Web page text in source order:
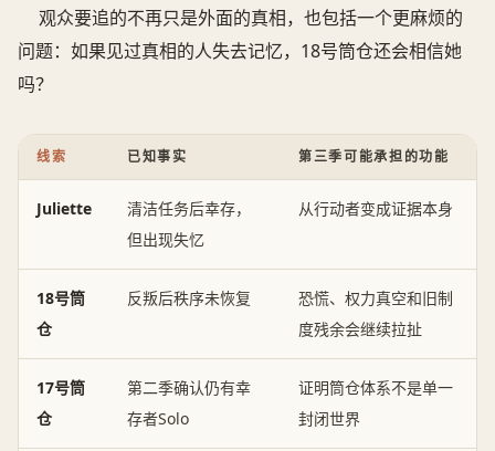
观众要追的不再只是外面的真相，也包括一个更麻烦的
问题：如果见过真相的人失去记忆，18号筒仓还会相信她
吗？
线索 已知事实 第三季可能承担的功能
Juliette
清洁任务后幸存，
但出现失忆
从行动者变成证据本身
18号筒
仓
反叛后秩序未恢复
恐慌、权力真空和旧制
度残余会继续拉扯
17号筒
仓
第二季确认仍有幸
存者Solo
证明筒仓体系不是单一
封闭世界